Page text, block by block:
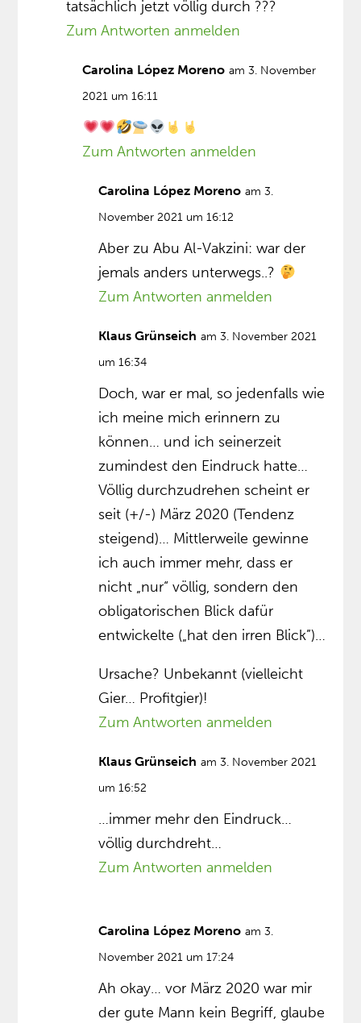
tatsächlich jetzt völlig durch ???
Zum Antworten anmelden
Carolina López Moreno am 3. November
2021 um 16:11
Zum Antworten anmelden
Carolina López Moreno am 3.
November 2021 um 16:12
Aber zu Abu Al-Vakzini: war der
jemals anders unterwegs..?
Zum Antworten anmelden
Klaus Grünseich am 3. November 2021
um 16:34
Doch, war er mal, so jedenfalls wie
ich meine mich erinnern zu
können… und ich seinerzeit
zumindest den Eindruck hatte…
Völlig durchzudrehen scheint er
seit (+/-) März 2020 (Tendenz
steigend)… Mittlerweile gewinne
ich auch immer mehr, dass er
nicht „nur“ völlig, sondern den
obligatorischen Blick dafür
entwickelte („hat den irren Blick”)…
Ursache? Unbekannt (vielleicht
Gier… Profitgier)!
Zum Antworten anmelden
Klaus Grünseich am 3. November 2021
um 16:52
…immer mehr den Eindruck…
völlig durchdreht…
Zum Antworten anmelden
Carolina López Moreno am 3.
November 2021 um 17:24
Ah okay… vor März 2020 war mir
der gute Mann kein Begriff, glaube